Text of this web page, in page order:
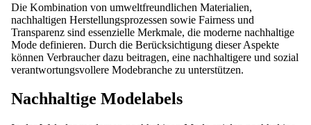
Die Kombination von umweltfreundlichen Materialien,
nachhaltigen Herstellungsprozessen sowie Fairness und
Transparenz sind essenzielle Merkmale, die moderne nachhaltige
Mode definieren. Durch die Berücksichtigung dieser Aspekte
können Verbraucher dazu beitragen, eine nachhaltigere und sozial
verantwortungsvollere Modebranche zu unterstützen.
Nachhaltige Modelabels